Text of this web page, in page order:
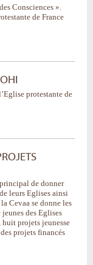
Consciences ».
de France
protestante de
de donner
leurs Eglises ainsi
Cevaa se donne les
des Eglises
projets jeunesse
projets financés